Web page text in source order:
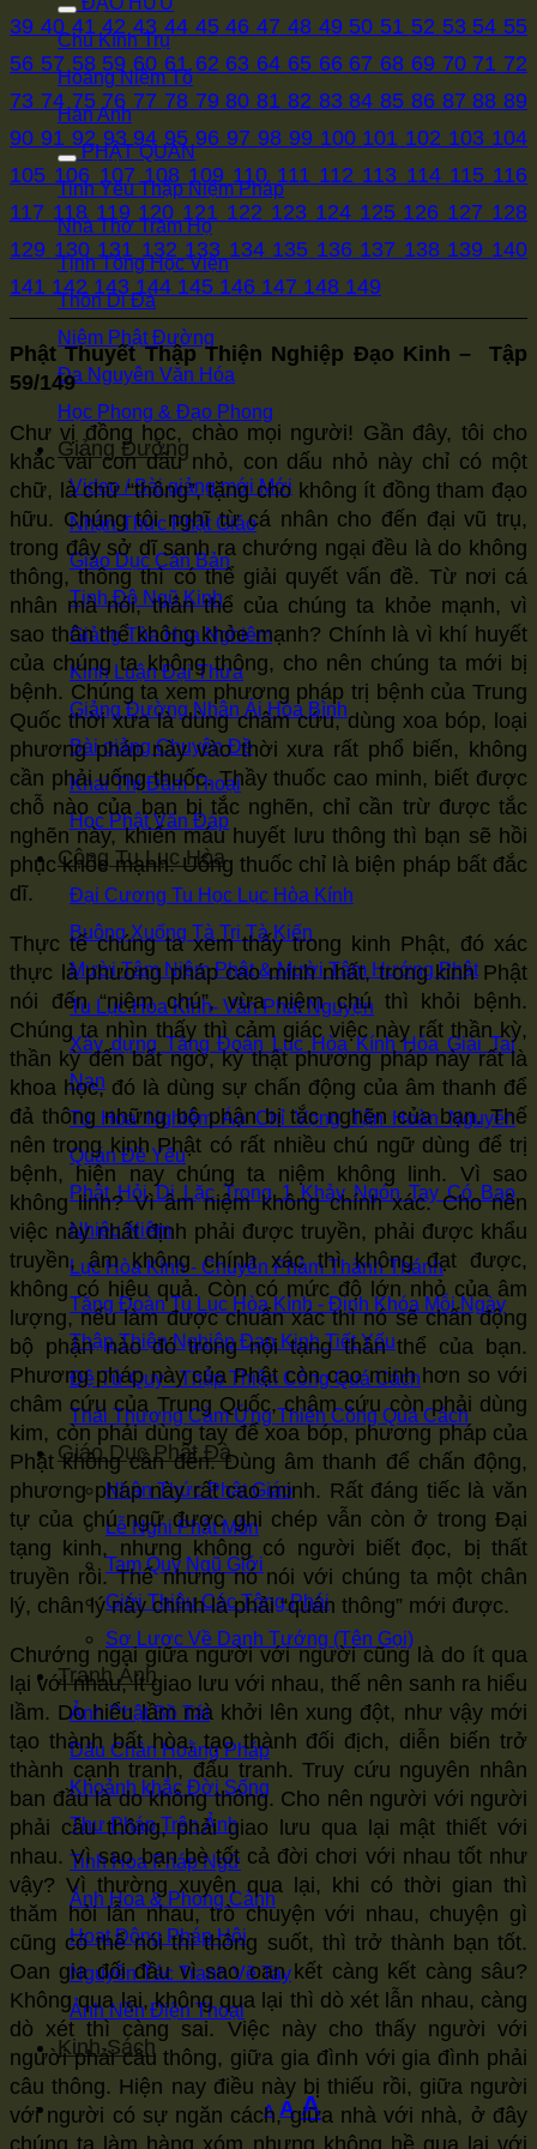
Chu Kính Trụ
Hoàng Niệm Tổ
Hàn Anh
PHẬT QUÁN
Tinh Yếu Thập Niệm Pháp
Nhà Thờ Trăm Họ
Tịnh Tông Học Viện
Thôn Di Đà
Niệm Phật Đường
Đa Nguyên Văn Hóa
Học Phong & Đạo Phong
Giảng Đường
Video / Bài giảng mới
Nhận Thức Phật Giáo
Giáo Dục Căn Bản
Tịnh Độ Ngũ Kinh
Giảng Tòa Hoa Nghiêm
Kinh Luận Đại Thừa
Giảng Đường Nhân Ái Hòa Bình
Bài giảng Chuyên Đề
Khai Thị Đàm Thoại
Học Phật Vấn Đáp
Cộng Tu Lục Hòa
Đại Cương Tu Học Lục Hòa Kính
Buông Xuống Tà Tri Tà Kiến
Mười Tâm Niệm Phật & Mười Tâm Hướng Phật
Tu Lục Hòa Kính- Văn Phát Nguyện
Xây dựng Tăng Đoàn Lục Hòa Kính Hóa Giải Tai
Nạn
Tu Hoa Nghiêm Áo Chỉ Vọng Tận Hoàn Nguyên
Quán Đề Yếu
Phật Hỏi Di Lặc Trong 1 Khảy Ngón Tay Có Bao
Nhiêu Niệm
Lục Hòa Kính - Chuyển Phàm Thành Thánh
Tăng Đoàn Tu Lục Hòa Kính - Định Khóa Mỗi Ngày
Thập Thiện Nghiệp Đạo Kinh Tiết Yếu
Đệ Tử Quy - Thập Thiện Công Quá Cách
Thái Thượng Cảm Ứng Thiên Công Quá Cách
Giáo Dục Phật Đà
Nhận Thức Phật Giáo
Lễ Nghi Phật Môn
Tam Quy Ngũ Giới
Giới Thiệu Các Tông Phái
Sơ Lược Về Danh Tướng (Tên Gọi)
Tranh Ảnh
Ảnh Phật Bồ Tát
Dấu Chân Hoằng Pháp
Khoảnh khắc Đời Sống
Thư Pháp Trên Ảnh
Tinh Hoa Pháp Ngữ
Ảnh Hoa & Phong Cảnh
Hoạt Động Pháp Hội
Nguyên Tác Tranh Vẽ Tay
Ảnh Nền Điện Thoại
Kinh Sách
A Decrease
font
A Reset
font
AIncrease
font
39 40 41 42 43 44 45 46 47 48 49 50 51 52 53 54 55
56 57 58 59 60 61 62 63 64 65 66 67 68 69 70 71 72
73 74 75 76 77 78 79 80 81 82 83 84 85 86 87 88 89
90 91 92 93 94 95 96 97 98 99 100 101 102 103 104
105 106 107 108 109 110 111 112 113 114 115 116
117 118 119 120 121 122 123 124 125 126 127 128
129 130 131 132 133 134 135 136 137 138 139 140
141 142 143 144 145 146 147 148 149
Phật Thuyết Thập Thiện Nghiệp Đạo Kinh – Tập
59/149
Chư vị đồng học, chào mọi người! Gần đây, tôi cho
khắc vài con dấu nhỏ, con dấu nhỏ này chỉ có một
chữ, là chữ “thông”, tặng cho không ít đồng tham đạo
hữu. Chúng tôi nghĩ từ cá nhân cho đến đại vũ trụ,
trong đây sở dĩ sanh ra chướng ngại đều là do không
thông, thông thì có thể giải quyết vấn đề. Từ nơi cá
nhân mà nói, thân thể của chúng ta khỏe mạnh, vì
sao thân thể không khỏe mạnh? Chính là vì khí huyết
của chúng ta không thông, cho nên chúng ta mới bị
bệnh. Chúng ta xem phương pháp trị bệnh của Trung
Quốc thời xưa là dùng châm cứu, dùng xoa bóp, loại
phương pháp này vào thời xưa rất phổ biến, không
cần phải uống thuốc. Thầy thuốc cao minh, biết được
chỗ nào của bạn bị tắc nghẽn, chỉ cần trừ được tắc
nghẽn này, khiến máu huyết lưu thông thì bạn sẽ hồi
phục khỏe mạnh. Uống thuốc chỉ là biện pháp bất đắc
dĩ.
Thực tế chúng ta xem thấy trong kinh Phật, đó xác
thực là phương pháp cao minh nhất, trong kinh Phật
nói đến “niệm chú”, vừa niệm chú thì khỏi bệnh.
Chúng ta nhìn thấy thì cảm giác việc này rất thần kỳ,
thần kỳ đến bất ngờ, kỳ thật phương pháp này rất là
khoa học, đó là dùng sự chấn động của âm thanh để
đả thông những bộ phận bị tắc nghẽn của bạn. Thế
nên trong kinh Phật có rất nhiều chú ngữ dùng để trị
bệnh, hiện nay chúng ta niệm không linh. Vì sao
không linh? Vì âm niệm không chính xác. Cho nên
việc này nhất định phải được truyền, phải được khẩu
truyền, âm không chính xác thì không đạt được,
không có hiệu quả. Còn có mức độ lớn nhỏ của âm
lượng, nếu làm được chuẩn xác thì nó sẽ chấn động
bộ phận nào đó trong nội tạng thân thể của bạn.
Phương pháp này của Phật còn cao minh hơn so với
châm cứu của Trung Quốc, châm cứu còn phải dùng
kim, còn phải dùng tay để xoa bóp, phương pháp của
Phật không cần đến. Dùng âm thanh để chấn động,
phương pháp này rất cao minh. Rất đáng tiếc là văn
tự của chú ngữ được ghi chép vẫn còn ở trong Đại
tạng kinh, nhưng không có người biết đọc, bị thất
truyền rồi. Thế nhưng nó nói với chúng ta một chân
lý, chân lý này chính là phải “quán thông” mới được.
Chướng ngại giữa người với người cũng là do ít qua
lại với nhau, ít giao lưu với nhau, thế nên sanh ra hiểu
lầm. Do hiểu lầm mà khởi lên xung đột, như vậy mới
tạo thành bất hòa, tạo thành đối địch, diễn biến trở
thành cạnh tranh, đấu tranh. Truy cứu nguyên nhân
ban đầu là do không thông. Cho nên người với người
phải câu thông, phải giao lưu qua lại mật thiết với
nhau. Vì sao bạn bè tốt cả đời chơi với nhau tốt như
vậy? Vì thường xuyên qua lại, khi có thời gian thì
thăm hỏi lẫn nhau, trò chuyện với nhau, chuyện gì
cũng có thể nói thì thông suốt, thì trở thành bạn tốt.
Oan gia đối đầu vì sao oan kết càng kết càng sâu?
Không qua lại, không qua lại thì dò xét lẫn nhau, càng
dò xét thì càng sai. Việc này cho thấy người với
người phải câu thông, giữa gia đình với gia đình phải
câu thông. Hiện nay điều này bị thiếu rồi, giữa người
với người có sự ngăn cách, giữa nhà với nhà, ở đây